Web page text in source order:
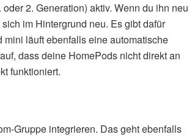
2. Generation) aktiv. Wenn du ihn neu
im Hintergrund neu. Es gibt dafür
läuft ebenfalls eine automatische
dass deine HomePods nicht direkt an
funktioniert.
Gruppe integrieren. Das geht ebenfalls